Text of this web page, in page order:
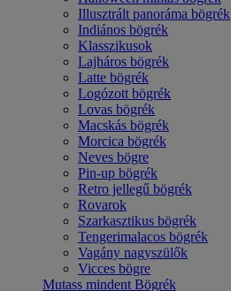
Illusztrált panoráma bögrék
Indiános bögrék
Klasszikusok
Lajháros bögrék
Latte bögrék
Logózott bögrék
Lovas bögrék
Macskás bögrék
Morcica bögrék
Neves bögre
Pin-up bögrék
Retro jellegű bögrék
Rovarok
Szarkasztikus bögrék
Tengerimalacos bögrék
Vagány nagyszülők
Vicces bögre
Mutass mindent Bögrék